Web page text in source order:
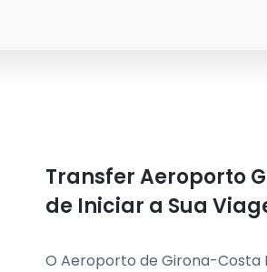
Transfer Aeroporto
de Iniciar a Sua
O Aeroporto de Girona-Costa